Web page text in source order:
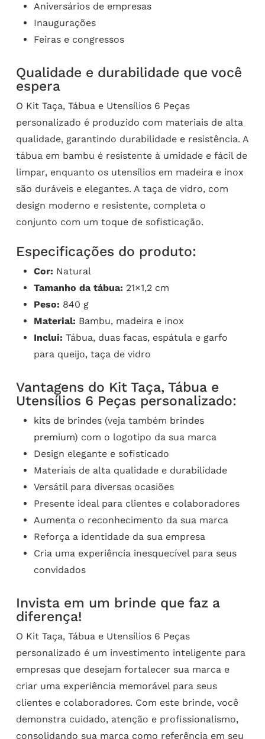
Aniversários de empresas
Inaugurações
Feiras e congressos
Qualidade e durabilidade que você
espera
O Kit Taça, Tábua e Utensílios 6 Peças
personalizado é produzido com materiais de alta
qualidade, garantindo durabilidade e resistência. A
tábua em bambu é resistente à umidade e fácil de
limpar, enquanto os utensílios em madeira e inox
são duráveis e elegantes. A taça de vidro, com
design moderno e resistente, completa o
conjunto com um toque de sofisticação.
Especificações do produto:
Cor: Natural
Tamanho da tábua: 21×1,2 cm
Peso: 840 g
Material: Bambu, madeira e inox
Inclui: Tábua, duas facas, espátula e garfo
para queijo, taça de vidro
Vantagens do Kit Taça, Tábua e
Utensílios 6 Peças personalizado:
kits de brindes(veja também brindes
premium) com o logotipo da sua marca
Design elegante e sofisticado
Materiais de alta qualidade e durabilidade
Versátil para diversas ocasiões
Presente ideal para clientes e colaboradores
Aumenta o reconhecimento da sua marca
Reforça a identidade da sua empresa
Cria uma experiência inesquecível para seus
convidados
Invista em um brinde que faz a
diferença!
O Kit Taça, Tábua e Utensílios 6 Peças
personalizado é um investimento inteligente para
empresas que desejam fortalecer sua marca e
criar uma experiência memorável para seus
clientes e colaboradores. Com este brinde, você
demonstra cuidado, atenção e profissionalismo,
consolidando sua marca como referência em seu